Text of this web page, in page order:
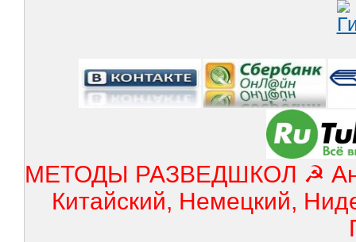
МЕТОДЫ РАЗВЕДШКОЛ ☭
Китайский, Немецкий,